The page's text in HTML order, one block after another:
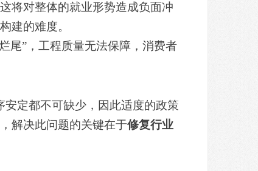
将对整体的就业形势造成负面冲
建的难度。
尾”，工程质量无法保障，消费者
定都不可缺少，因此适度的政策
解决此问题的关键在于修复行业